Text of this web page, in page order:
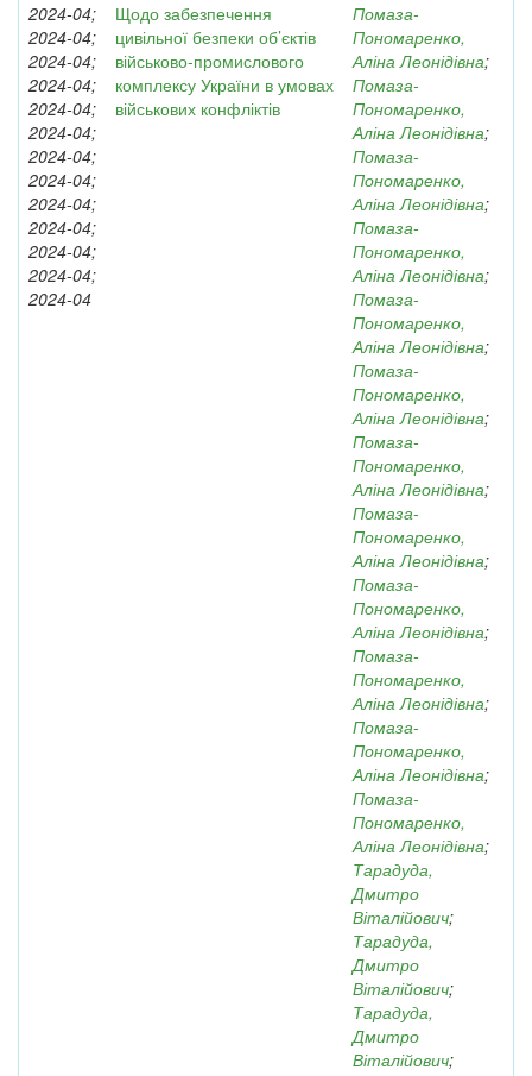
2024-04;
2024-04;
2024-04;
2024-04;
2024-04;
2024-04;
2024-04;
2024-04;
2024-04;
2024-04;
2024-04;
2024-04;
2024-04
Щодо забезпечення
цивільної безпеки об’єктів
військово-промислового
комплексу України в умовах
військових конфліктів
Помаза-
Пономаренко,
Аліна Леонідівна;
Помаза-
Пономаренко,
Аліна Леонідівна;
Помаза-
Пономаренко,
Аліна Леонідівна;
Помаза-
Пономаренко,
Аліна Леонідівна;
Помаза-
Пономаренко,
Аліна Леонідівна;
Помаза-
Пономаренко,
Аліна Леонідівна;
Помаза-
Пономаренко,
Аліна Леонідівна;
Помаза-
Пономаренко,
Аліна Леонідівна;
Помаза-
Пономаренко,
Аліна Леонідівна;
Помаза-
Пономаренко,
Аліна Леонідівна;
Помаза-
Пономаренко,
Аліна Леонідівна;
Помаза-
Пономаренко,
Аліна Леонідівна;
Тарадуда,
Дмитро
Віталійович;
Тарадуда,
Дмитро
Віталійович;
Тарадуда,
Дмитро
Віталійович;